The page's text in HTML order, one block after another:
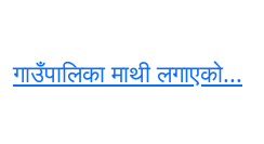
गाउँपालिका माथी लगाएको...